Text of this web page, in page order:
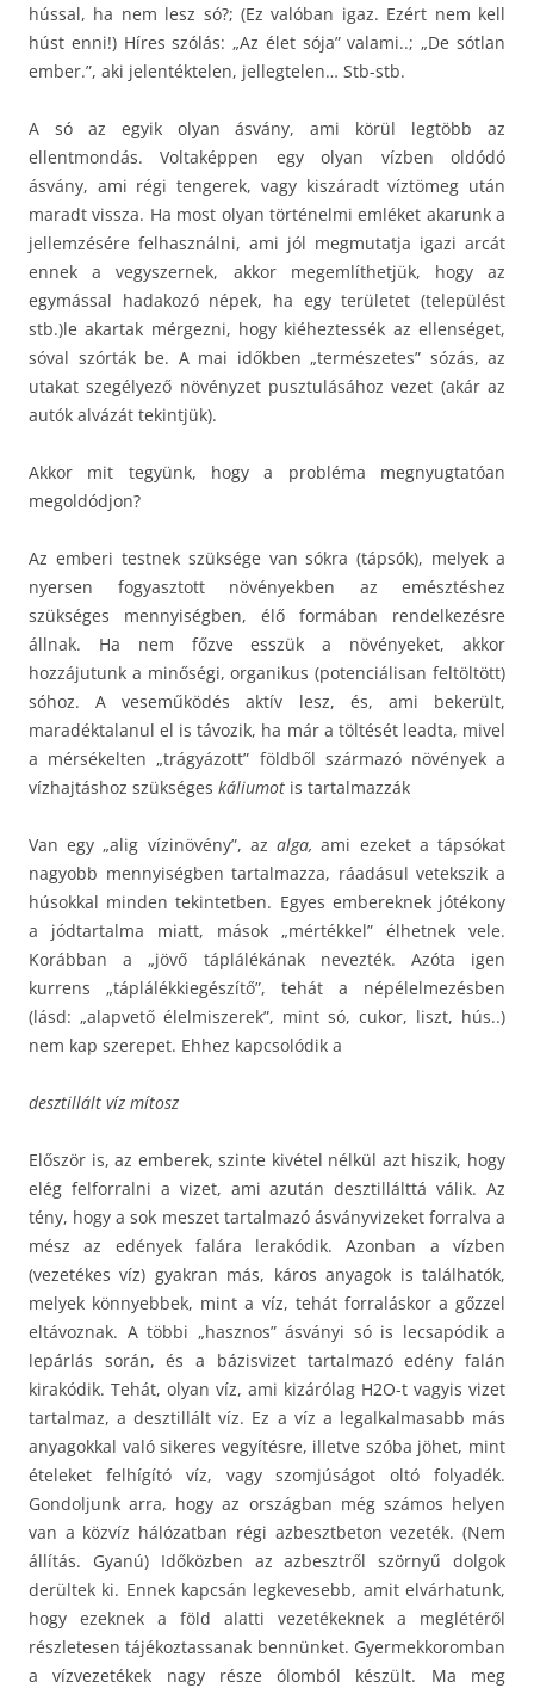
hússal, ha nem lesz só?; (Ez valóban igaz. Ezért nem kell
húst enni!) Híres szólás: „Az élet sója” valami..; „De sótlan
ember.”, aki jelentéktelen, jellegtelen… Stb-stb.
A só az egyik olyan ásvány, ami körül legtöbb az
ellentmondás. Voltaképpen egy olyan vízben oldódó
ásvány, ami régi tengerek, vagy kiszáradt víztömeg után
maradt vissza. Ha most olyan történelmi emléket akarunk a
jellemzésére felhasználni, ami jól megmutatja igazi arcát
ennek a vegyszernek, akkor megemlíthetjük, hogy az
egymással hadakozó népek, ha egy területet (települést
stb.)le akartak mérgezni, hogy kiéheztessék az ellenséget,
sóval szórták be. A mai időkben „természetes” sózás, az
utakat szegélyező növényzet pusztulásához vezet (akár az
autók alvázát tekintjük).
Akkor mit tegyünk, hogy a probléma megnyugtatóan
megoldódjon?
Az emberi testnek szüksége van sókra (tápsók), melyek a
nyersen fogyasztott növényekben az emésztéshez
szükséges mennyiségben, élő formában rendelkezésre
állnak. Ha nem főzve esszük a növényeket, akkor
hozzájutunk a minőségi, organikus (potenciálisan feltöltött)
sóhoz. A veseműködés aktív lesz, és, ami bekerült,
maradéktalanul el is távozik, ha már a töltését leadta, mivel
a mérsékelten „trágyázott” földből származó növények a
vízhajtáshoz szükséges káliumot is tartalmazzák
Van egy „alig vízinövény”, azalga,ami ezeket a tápsókat
nagyobb mennyiségben tartalmazza, ráadásul vetekszik a
húsokkal minden tekintetben. Egyes embereknek jótékony
a jódtartalma miatt, mások „mértékkel” élhetnek vele.
Korábban a „jövő táplálékának nevezték. Azóta igen
kurrens „táplálékkiegészítő”, tehát a népélelmezésben
(lásd: „alapvető élelmiszerek”, mint só, cukor, liszt, hús..)
nem kap szerepet. Ehhez kapcsolódik a
desztillált víz mítosz
Először is, az emberek, szinte kivétel nélkül azt hiszik, hogy
elég felforralni a vizet, ami azután desztillálttá válik. Az
tény, hogy a sok meszet tartalmazó ásványvizeket forralva a
mész az edények falára lerakódik. Azonban a vízben
(vezetékes víz) gyakran más, káros anyagok is találhatók,
melyek könnyebbek, mint a víz, tehát forraláskor a gőzzel
eltávoznak. A többi „hasznos” ásványi só is lecsapódik a
lepárlás során, és a bázisvizet tartalmazó edény falán
kirakódik. Tehát, olyan víz, ami kizárólag H2O-t vagyis vizet
tartalmaz, a desztillált víz. Ez a víz a legalkalmasabb más
anyagokkal való sikeres vegyítésre, illetve szóba jöhet, mint
ételeket felhígító víz, vagy szomjúságot oltó folyadék.
Gondoljunk arra, hogy az országban még számos helyen
van a közvíz hálózatban régi azbesztbeton vezeték. (Nem
állítás. Gyanú) Időközben az azbesztről szörnyű dolgok
derültek ki. Ennek kapcsán legkevesebb, amit elvárhatunk,
hogy ezeknek a föld alatti vezetékeknek a meglétéről
részletesen tájékoztassanak bennünket. Gyermekkoromban
a vízvezetékek nagy része ólomból készült. Ma meg